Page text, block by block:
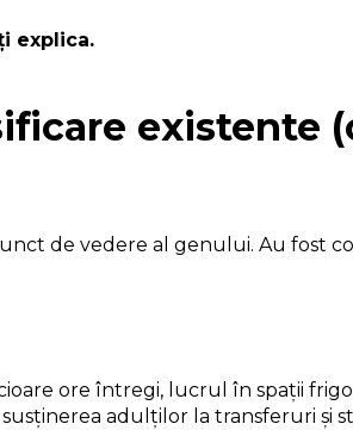
explica.
existente
de vedere al genului. Au fost
ore întregi, lucrul în spații
susținerea adulților la transferuri și